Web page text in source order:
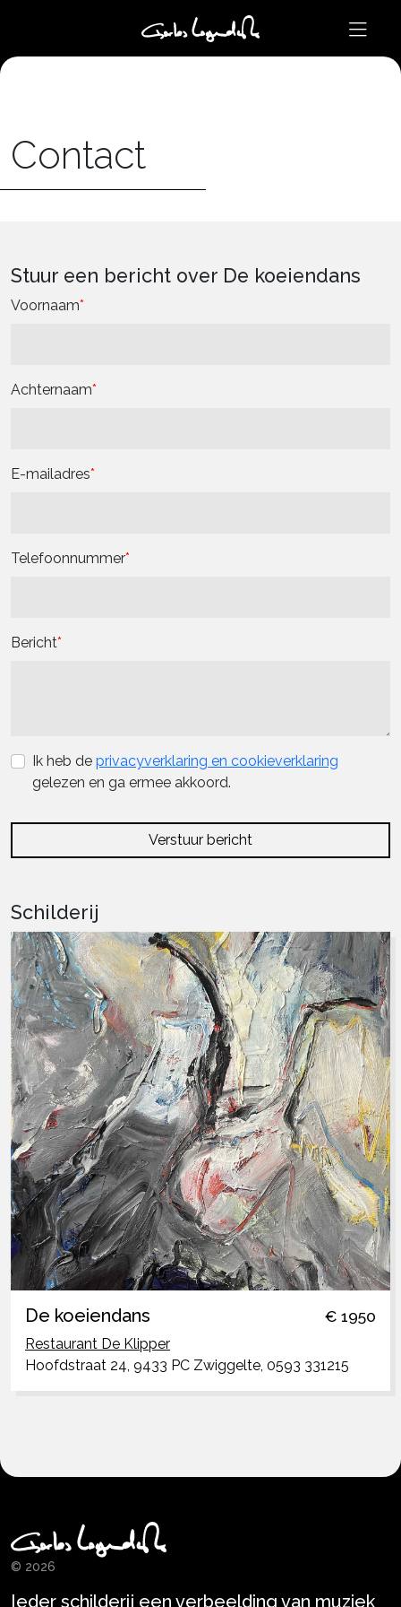
Contact
Stuur een bericht over De koeiendans
Voornaam
Achternaam
E-mailadres
Telefoonnummer
Bericht
Ik heb de privacyverklaring en cookieverklaring
gelezen en ga ermee akkoord.
Verstuur bericht
Schilderij
De koeiendans € 1950
Restaurant De Klipper
Hoofdstraat 24, 9433 PC Zwiggelte, 0593 331215
© 2026
Ieder schilderij een verbeelding van muziek